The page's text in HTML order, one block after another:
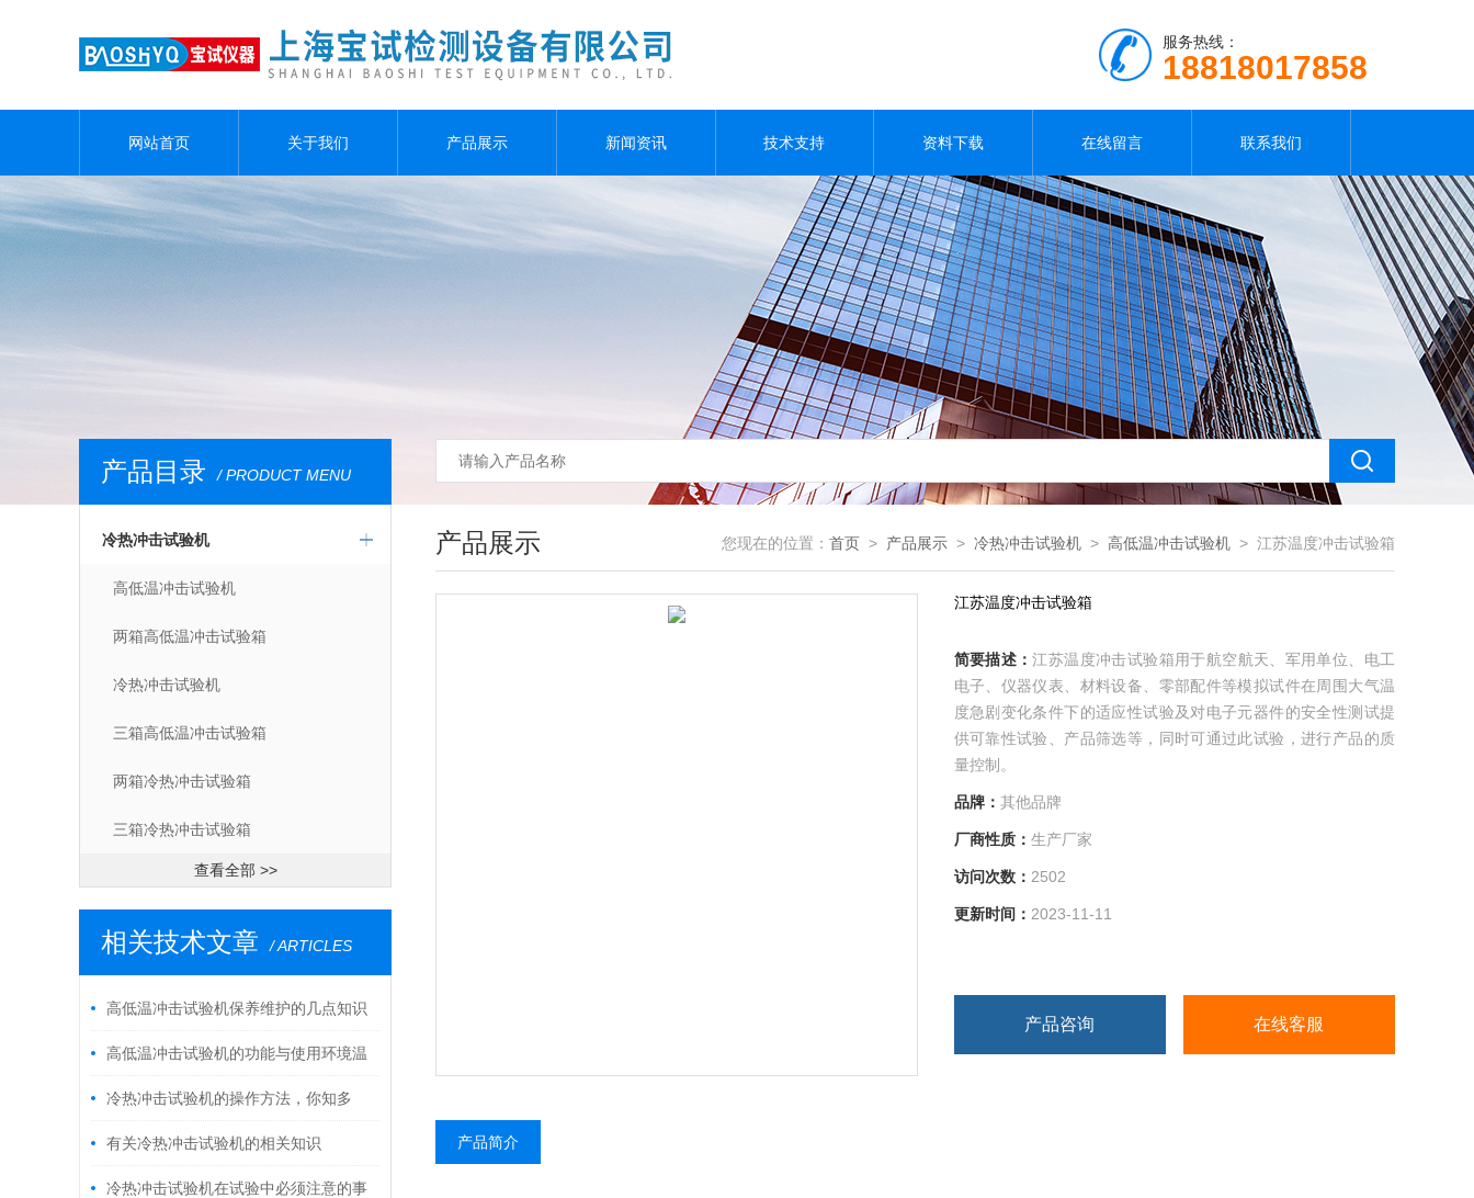
服务热线：
18818017858
网站首页 关于我们 产品展示 新闻资讯 技术支持 资料下载 在线留言 联系我们
产品目录 / PRODUCT MENU
冷热冲击试验机
高低温冲击试验机
两箱高低温冲击试验箱
冷热冲击试验机
三箱高低温冲击试验箱
两箱冷热冲击试验箱
三箱冷热冲击试验箱
查看全部 >>
相关技术文章 / ARTICLES
高低温冲击试验机保养维护的几点知识
高低温冲击试验机的功能与使用环境温
度说明
冷热冲击试验机的操作方法，你知多
少？有关冷热冲击试验机的相关知识
冷热冲击试验机在试验中必须注意的事
产品展示 您现在的位置： 首页 > 产品展示 > 冷热冲击试验机 > 高低温冲击试验机 > 江苏温度冲击试验箱
江苏温度冲击试验箱
简要描述：江苏温度冲击试验箱用于航空航天、军用单位、电工
电子、仪器仪表、材料设备、零部配件等模拟试件在周围大气温
度急剧变化条件下的适应性试验及对电子元器件的安全性测试提
供可靠性试验、产品筛选等，同时可通过此试验，进行产品的质
量控制。
品牌： 其他品牌
厂商性质： 生产厂家
访问次数： 2502
更新时间： 2023-11-11
产品咨询 在线客服
产品简介